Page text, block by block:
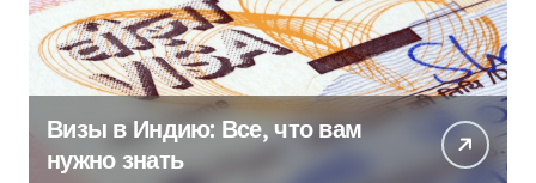
Визы в Индию: Все, что вам
нужно знать